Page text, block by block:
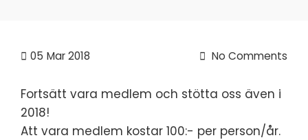
05 Mar 2018 No Comments
Fortsätt vara medlem och stötta oss även i
2018!
Att vara medlem kostar 100:- per person/år.